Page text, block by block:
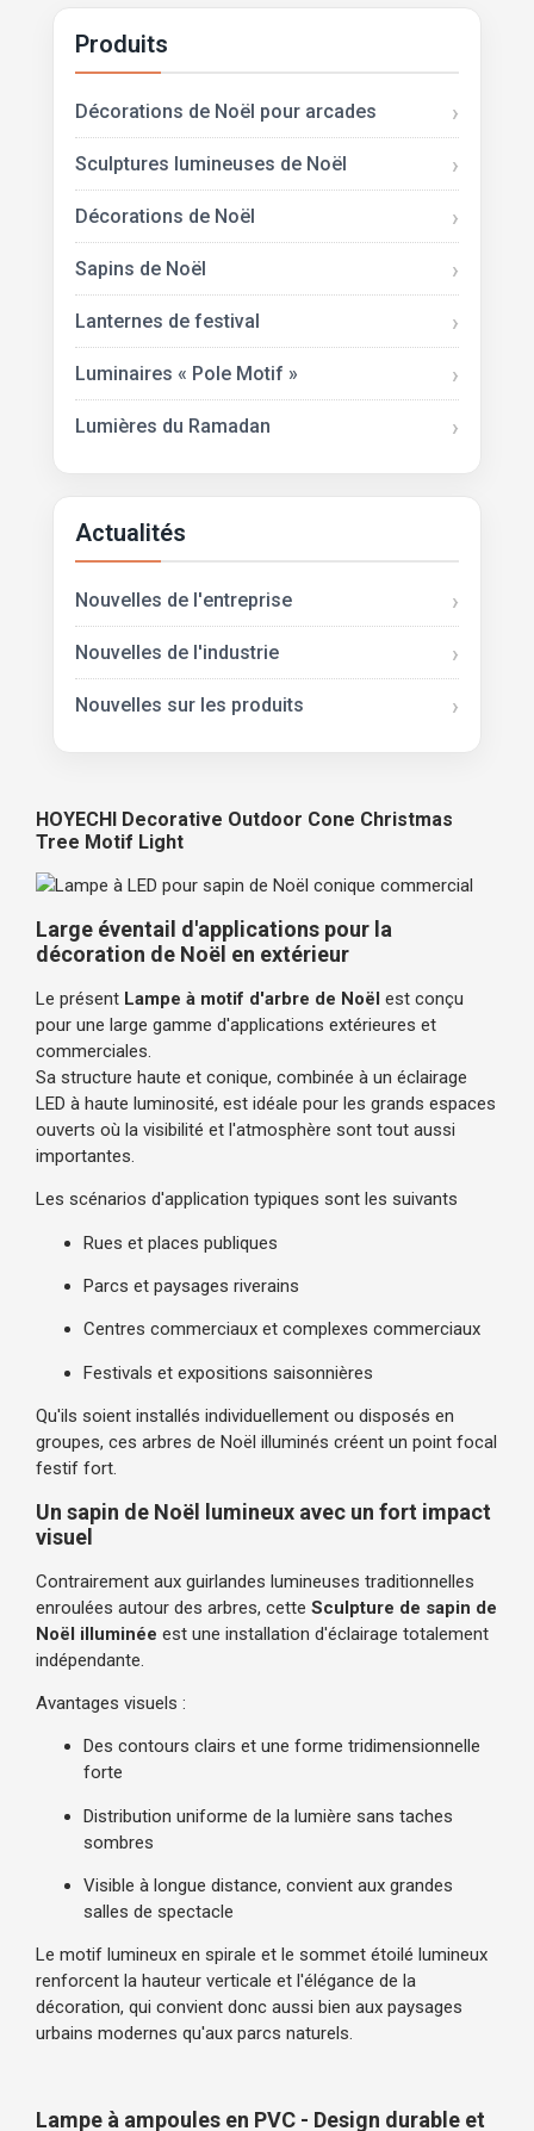
Produits
Décorations de Noël pour arcades
Sculptures lumineuses de Noël
Décorations de Noël
Sapins de Noël
Lanternes de festival
Luminaires « Pole Motif »
Lumières du Ramadan
Actualités
Nouvelles de l'entreprise
Nouvelles de l'industrie
Nouvelles sur les produits
HOYECHI Decorative Outdoor Cone Christmas
Tree Motif Light
Large éventail d'applications pour la
décoration de Noël en extérieur
Le présent Lampe à motif d'arbre de Noël est conçu
pour une large gamme d'applications extérieures et
commerciales.
Sa structure haute et conique, combinée à un éclairage
LED à haute luminosité, est idéale pour les grands espaces
ouverts où la visibilité et l'atmosphère sont tout aussi
importantes.
Les scénarios d'application typiques sont les suivants
Rues et places publiques
Parcs et paysages riverains
Centres commerciaux et complexes commerciaux
Festivals et expositions saisonnières
Qu'ils soient installés individuellement ou disposés en
groupes, ces arbres de Noël illuminés créent un point focal
festif fort.
Un sapin de Noël lumineux avec un fort impact
visuel
Contrairement aux guirlandes lumineuses traditionnelles
enroulées autour des arbres, cette Sculpture de sapin de
Noël illuminée est une installation d'éclairage totalement
indépendante.
Avantages visuels :
Des contours clairs et une forme tridimensionnelle
forte
Distribution uniforme de la lumière sans taches
sombres
Visible à longue distance, convient aux grandes
salles de spectacle
Le motif lumineux en spirale et le sommet étoilé lumineux
renforcent la hauteur verticale et l'élégance de la
décoration, qui convient donc aussi bien aux paysages
urbains modernes qu'aux parcs naturels.
Lampe à ampoules en PVC - Design durable et